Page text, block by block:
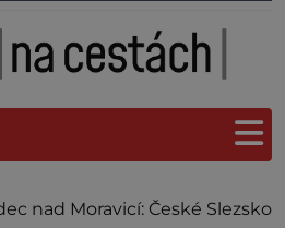
nad Moravicí: České Slezsko